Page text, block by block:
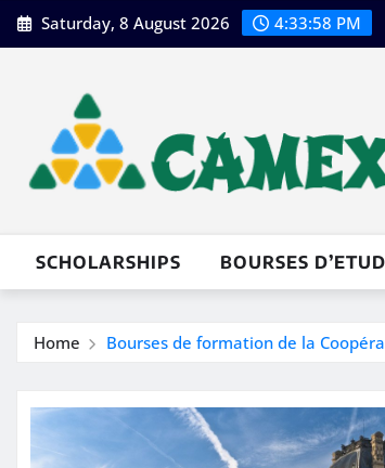
Skip
to
Saturday, 8 August 2026 4:33:59 PM
SCHOLARSHIPS BOURSES
Home Bourses de formation de la